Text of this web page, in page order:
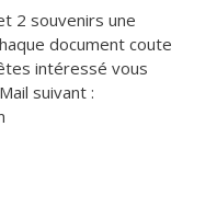
2 souvenirs une
document coute
intéressé vous
suivant :